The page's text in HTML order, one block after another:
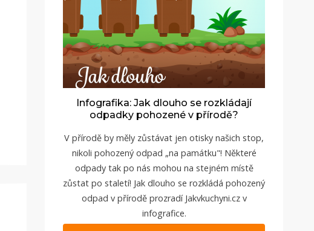
Infografika: Jak dlouho se rozkládají
odpadky pohozené v přírodě?
V přírodě by měly zůstávat jen otisky našich stop,
nikoli pohozený odpad „na památku"! Některé
odpady tak po nás mohou na stejném místě
zůstat po staletí! Jak dlouho se rozkládá pohozený
odpad v přírodě prozradí Jakvkuchyni.cz v
infografice.